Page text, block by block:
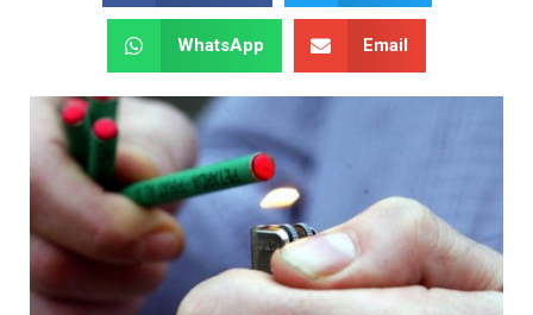
WhatsApp Email